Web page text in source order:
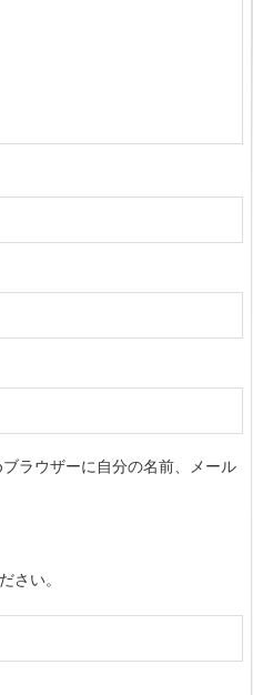
ラウザーに自分の名前、メール
さい。